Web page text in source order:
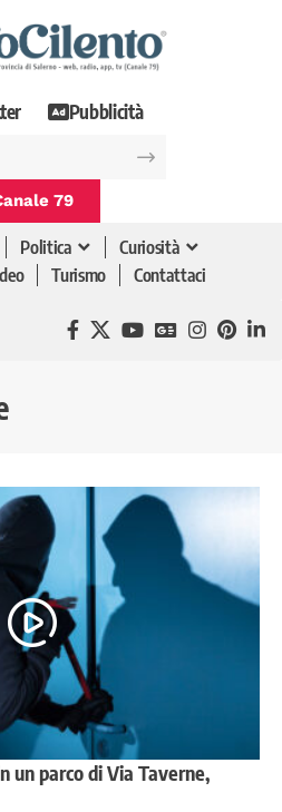
Pubblicità
79
Politica
Curiosità
Turismo Contattaci
parco di Via Taverne,